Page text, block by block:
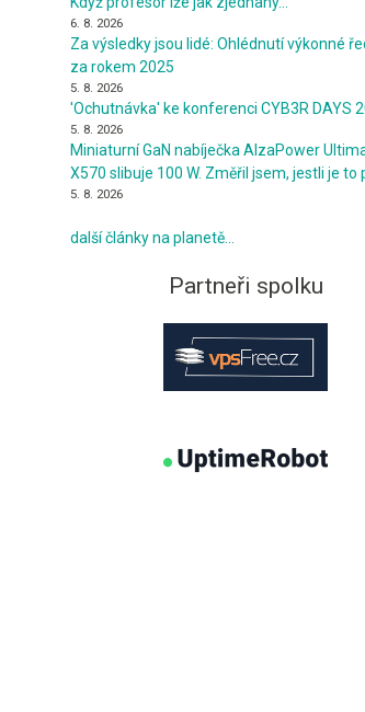
6. 8. 2026
Za výsledky jsou lidé: Ohlédnutí výkonné
za rokem 2025
5. 8. 2026
'Ochutnávka' ke konferenci CYB3R DAYS
5. 8. 2026
Miniaturní GaN nabíječka AlzaPower
X570 slibuje 100 W. Změřil jsem, jestli je to
5. 8. 2026
další články na planetě…
Partneři spolku